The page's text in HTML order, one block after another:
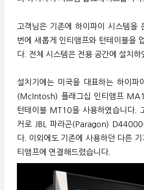
고객님은 기존에 하이파이 시스템을
번에 새롭게 인티앰프와 턴테이블을
다. 전체 시스템은 전용 공간에 설치하
설치기에는 미국을 대표하는 하이파
(McIntosh) 플래그십 인티앰프
턴테이블 MT10을 사용하였습니다.
커로 JBL 파라곤(Paragon) D44000
다. 이외에도 기존에 사용하던 다른 기
티앰프에 연결해드렸습니다.